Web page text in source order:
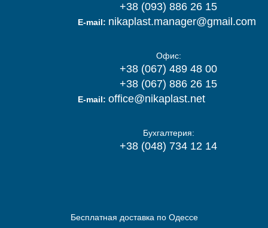
+38 (093) 886 26 15
E-mail: nikaplast.manager@gmail.com
Офис:
+38 (067) 489 48 00
+38 (067) 886 26 15
E-mail: office@nikaplast.net
Бухгалтерия:
+38 (048) 734 12 14
Бесплатная доставка по Одессе